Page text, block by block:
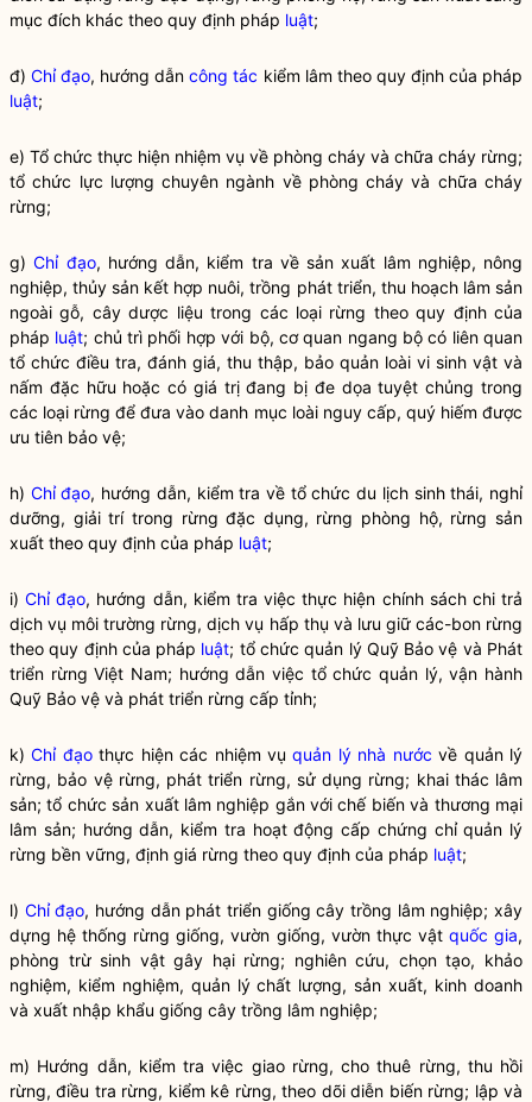
mục đích khác theo quy định pháp luật;
đ)Chỉ đạo, hướng dẫncông tác kiểm lâm theo quy định của pháp
luật;
e) Tổ chức thực hiện nhiệm vụ về phòng cháy và chữa cháy rừng;
tổ chức lực lượng chuyên ngành về phòng cháy và chữa cháy
rừng;
g)Chỉ đạo, hướng dẫn, kiểm tra về sản xuất lâm nghiệp, nông
nghiệp, thủy sản kết hợp nuôi, trồng phát triển, thu hoạch lâm sản
ngoài gỗ, cây dược liệu trong các loại rừng theo quy định của
pháp luật; chủ trì phối hợp với bộ, cơ quan ngang bộ có liên quan
tổ chức điều tra, đánh giá, thu thập, bảo quản loài vi sinh vật và
nấm đặc hữu hoặc có giá trị đang bị đe dọa tuyệt chủng trong
các loại rừng để đưa vào danh mục loài nguy cấp, quý hiếm được
ưu tiên bảo vệ;
h) Chỉ đạo, hướng dẫn, kiểm tra về tổ chức du lịch sinh thái, nghỉ
dưỡng, giải trí trong rừng đặc dụng, rừng phòng hộ, rừng sản
xuất theo quy định của pháp luật;
i)Chỉ đạo, hướng dẫn, kiểm tra việc thực hiện chính sách chi trả
dịch vụ môi trường rừng, dịch vụ hấp thụ và lưu giữ các-bon rừng
theo quy định của pháp luật; tổ chức quản lý Quỹ Bảo vệ và Phát
triển rừng Việt Nam; hướng dẫn việc tổ chức quản lý, vận hành
Quỹ Bảo vệ và phát triển rừng cấp tỉnh;
k)Chỉ đạothực hiện các nhiệm vụquản lý nhà nước về quản lý
rừng, bảo vệ rừng, phát triển rừng, sử dụng rừng; khai thác lâm
sản; tổ chức sản xuất lâm nghiệp gắn với chế biến và thương mại
lâm sản; hướng dẫn, kiểm tra hoạt động cấp chứng chỉ quản lý
rừng bền vững, định giá rừng theo quy định của pháp luật;
l) Chỉ đạo, hướng dẫn phát triển giống cây trồng lâm nghiệp; xây
dựng hệ thống rừng giống, vườn giống, vườn thực vật quốc gia,
phòng trừ sinh vật gây hại rừng; nghiên cứu, chọn tạo, khảo
nghiệm, kiểm nghiệm, quản lý chất lượng, sản xuất, kinh doanh
và xuất nhập khẩu giống cây trồng lâm nghiệp;
m) Hướng dẫn, kiểm tra việc giao rừng, cho thuê rừng, thu hồi
rừng, điều tra rừng, kiểm kê rừng, theo dõi diễn biến rừng; lập và